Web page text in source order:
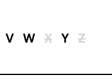
V W X Y Z